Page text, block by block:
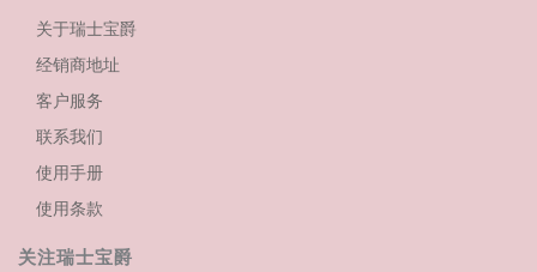
关于瑞士宝爵
经销商地址
客户服务
联系我们
使用手册
使用条款
关注瑞士宝爵